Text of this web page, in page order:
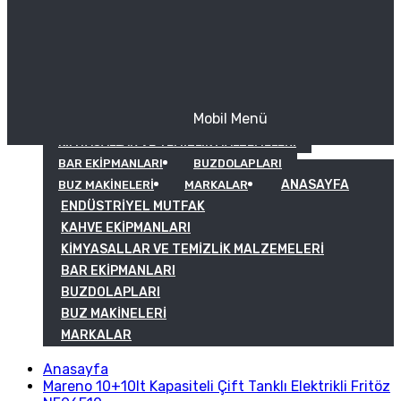
KIMYASALLAR VE TEMIZLIK MALZEMELERI
BAR EKIPMANLARI
BUZDOLAPLARI
BUZ MAKINELERI
MARKALAR
Mobil Menü
ANASAYFA
ENDÜSTRIYEL MUTFAK
KAHVE EKIPMANLARI
KIMYASALLAR VE TEMIZLIK MALZEMELERI
BAR EKIPMANLARI
BUZDOLAPLARI
BUZ MAKINELERI
MARKALAR
Anasayfa
Mareno 10+10lt Kapasiteli Çift Tanklı Elektrikli Fritöz